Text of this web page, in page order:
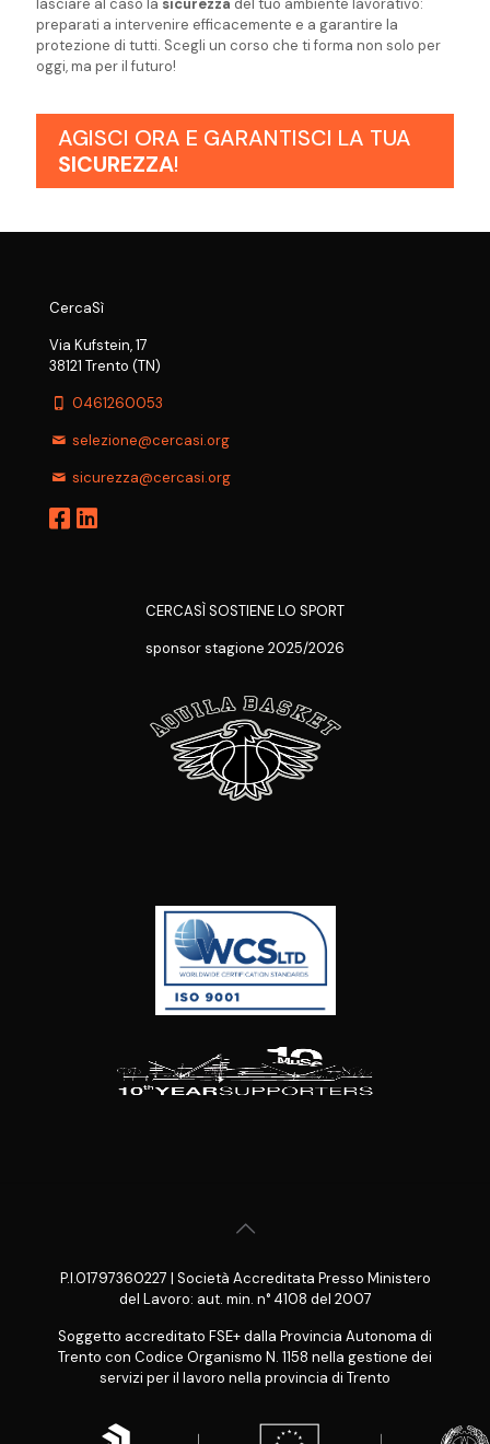
lasciare al caso la sicurezza del tuo ambiente lavorativo:
preparati a intervenire efficacemente e a garantire la
protezione di tutti. Scegli un corso che ti forma non solo per
oggi, ma per il futuro!
AGISCI ORA E GARANTISCI LA TUA
SICUREZZA!
CercaSì
Via Kufstein, 17
38121 Trento (TN)
0461260053
selezione@cercasi.org
sicurezza@cercasi.org
CERCASÌ SOSTIENE LO SPORT
sponsor stagione 2025/2026
P.I.01797360227 | Società Accreditata Presso Ministero
del Lavoro: aut. min. n° 4108 del 2007
Soggetto accreditato FSE+ dalla Provincia Autonoma di
Trento con Codice Organismo N. 1158 nella gestione dei
servizi per il lavoro nella provincia di Trento